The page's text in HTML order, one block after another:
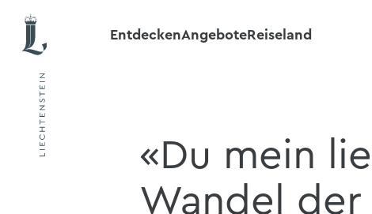
EntdeckenAngeboteReiseland
«Du mein
Wandel